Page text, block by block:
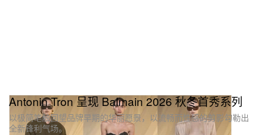
Antonin Tron 呈现 Balmain 2026 秋冬首秀系列
以极简笔触回望品牌早期的华丽愿景，以流畅而性感的剪影勾勒出
全新锋利气场。